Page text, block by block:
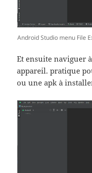
Android Studio menu File
Et ensuite naviguer
appareil. pratique
ou une apk à